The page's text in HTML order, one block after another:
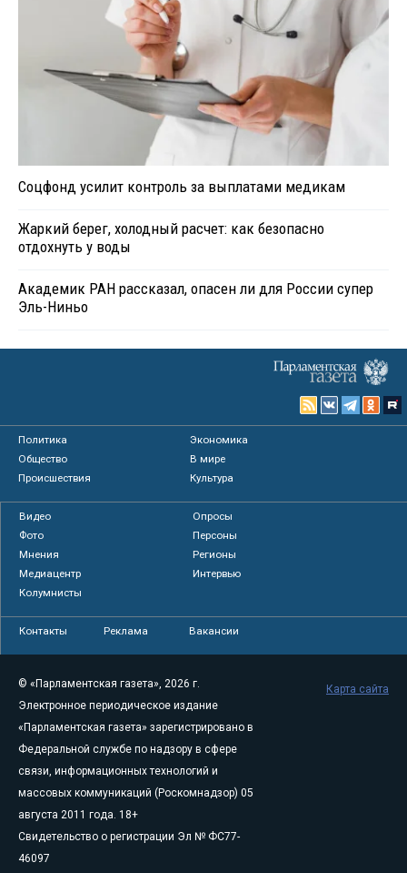
Соцфонд усилит контроль за выплатами медикам
Жаркий берег, холодный расчет: как безопасно
отдохнуть у воды
Академик РАН рассказал, опасен ли для России супер
Эль-Ниньо
Политика
Экономика
Общество
В мире
Происшествия
Культура
Видео
Опросы
Фото
Персоны
Мнения
Регионы
Медиацентр
Интервью
Колумнисты
Контакты Реклама Вакансии
© «Парламентская газета», 2026 г.
Электронное периодическое издание
«Парламентская газета» зарегистрировано в
Федеральной службе по надзору в сфере
связи, информационных технологий и
массовых коммуникаций (Роскомнадзор) 05
августа 2011 года. 18+
Свидетельство о регистрации Эл № ФС77-
46097
Карта сайта